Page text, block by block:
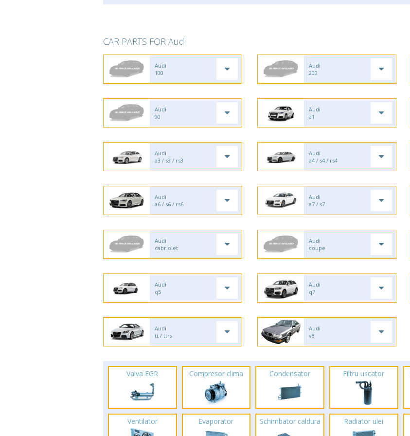
CAR PARTS FOR Audi
Audi
100
Audi
200
Audi
90
Audi
a1
Audi
a3 / s3 / rs3
Audi
a4 / s4 / rs4
Audi
a6 / s6 / rs6
Audi
a7 / s7
Audi
cabriolet
Audi
coupe
Audi
q5
Audi
q7
Audi
tt / ttrs
Audi
v8
Valva EGR Compresor clima Condensator Filtru uscator
Ventilator Evaporator Schimbator caldura Radiator ulei